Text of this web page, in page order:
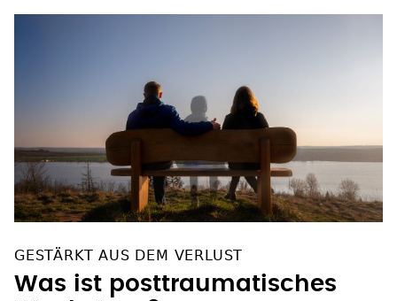
GESTÄRKT AUS DEM VERLUST
Was ist posttraumatisches